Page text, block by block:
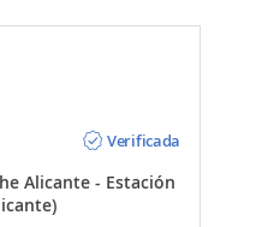
Verificada
Alicante - Estación